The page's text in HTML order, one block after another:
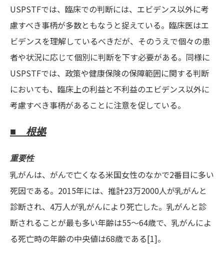
USPSTFでは、臨床での判断には、エビデンス以外に考
慮すべき事柄が多数ともなうと捉えている。臨床医はエ
ビデンスを理解しているべきだが、そのうえで個々の患
者や状況に応じて個別に判断を下す必要がある。同様に
USPSTFでは、政策や健康保険の保障範囲に関する判断
においても、臨床上の利益と不利益のエビデンス以外に
考慮すべき事柄があることに注意を促している。
■ 根拠
重要性
乳がんは、がんで亡くなる米国女性のなかで2番目に多い
死因である。2015年には、推計23万2000人が乳がんと
診断され、4万人が乳がんにより死亡した。乳がんと診
断されることが最も多い年齢は55〜64歳で、乳がんによ
る死亡時の年齢の中央値は68歳である[1]。